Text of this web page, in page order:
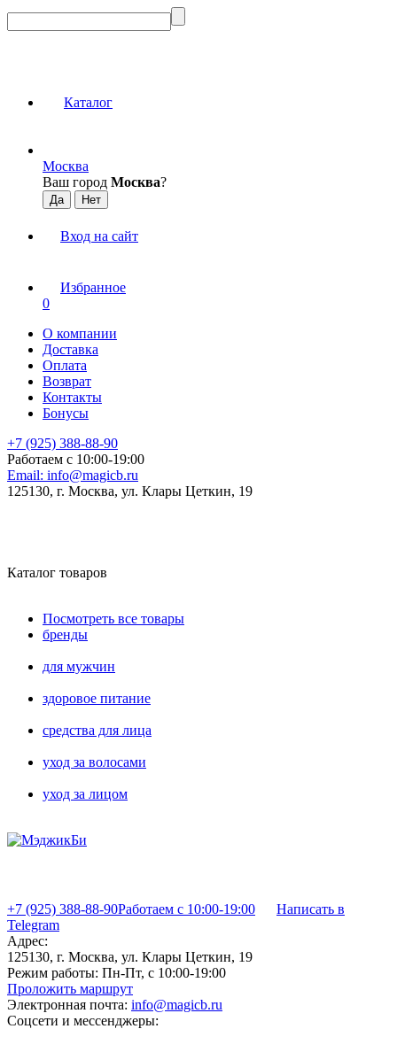
Каталог
Москва
Ваш город Москва?
Вход на сайт
Избранное
0
О компании
Доставка
Оплата
Возврат
Контакты
Бонусы
+7 (925) 388-88-90
Работаем с 10:00-19:00
Email: info@magicb.ru
125130, г. Москва, ул. Клары Цеткин, 19
Каталог товаров
Посмотреть все товары
бренды
для мужчин
здоровое питание
средства для лица
уход за волосами
уход за лицом
+7 (925) 388-88-90Работаем с 10:00-19:00
Написать в
Telegram
Адрес:
125130, г. Москва, ул. Клары Цеткин, 19
Режим работы: Пн-Пт, с 10:00-19:00
Проложить маршрут
Электронная почта: info@magicb.ru
Соцсети и мессенджеры: